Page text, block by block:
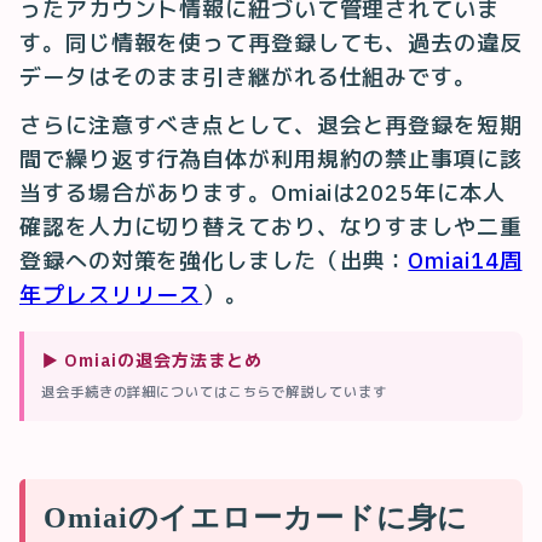
ったアカウント情報に紐づいて管理されていま
す。同じ情報を使って再登録しても、過去の違反
データはそのまま引き継がれる仕組みです。
さらに注意すべき点として、退会と再登録を短期
間で繰り返す行為自体が利用規約の禁止事項に該
当する場合があります。Omiaiは2025年に本人
確認を人力に切り替えており、なりすましや二重
登録への対策を強化しました（出典： Omiai14周
年プレスリリース ）。
▶ Omiaiの退会方法まとめ
退会手続きの詳細についてはこちらで解説しています
Omiaiのイエローカードに身に